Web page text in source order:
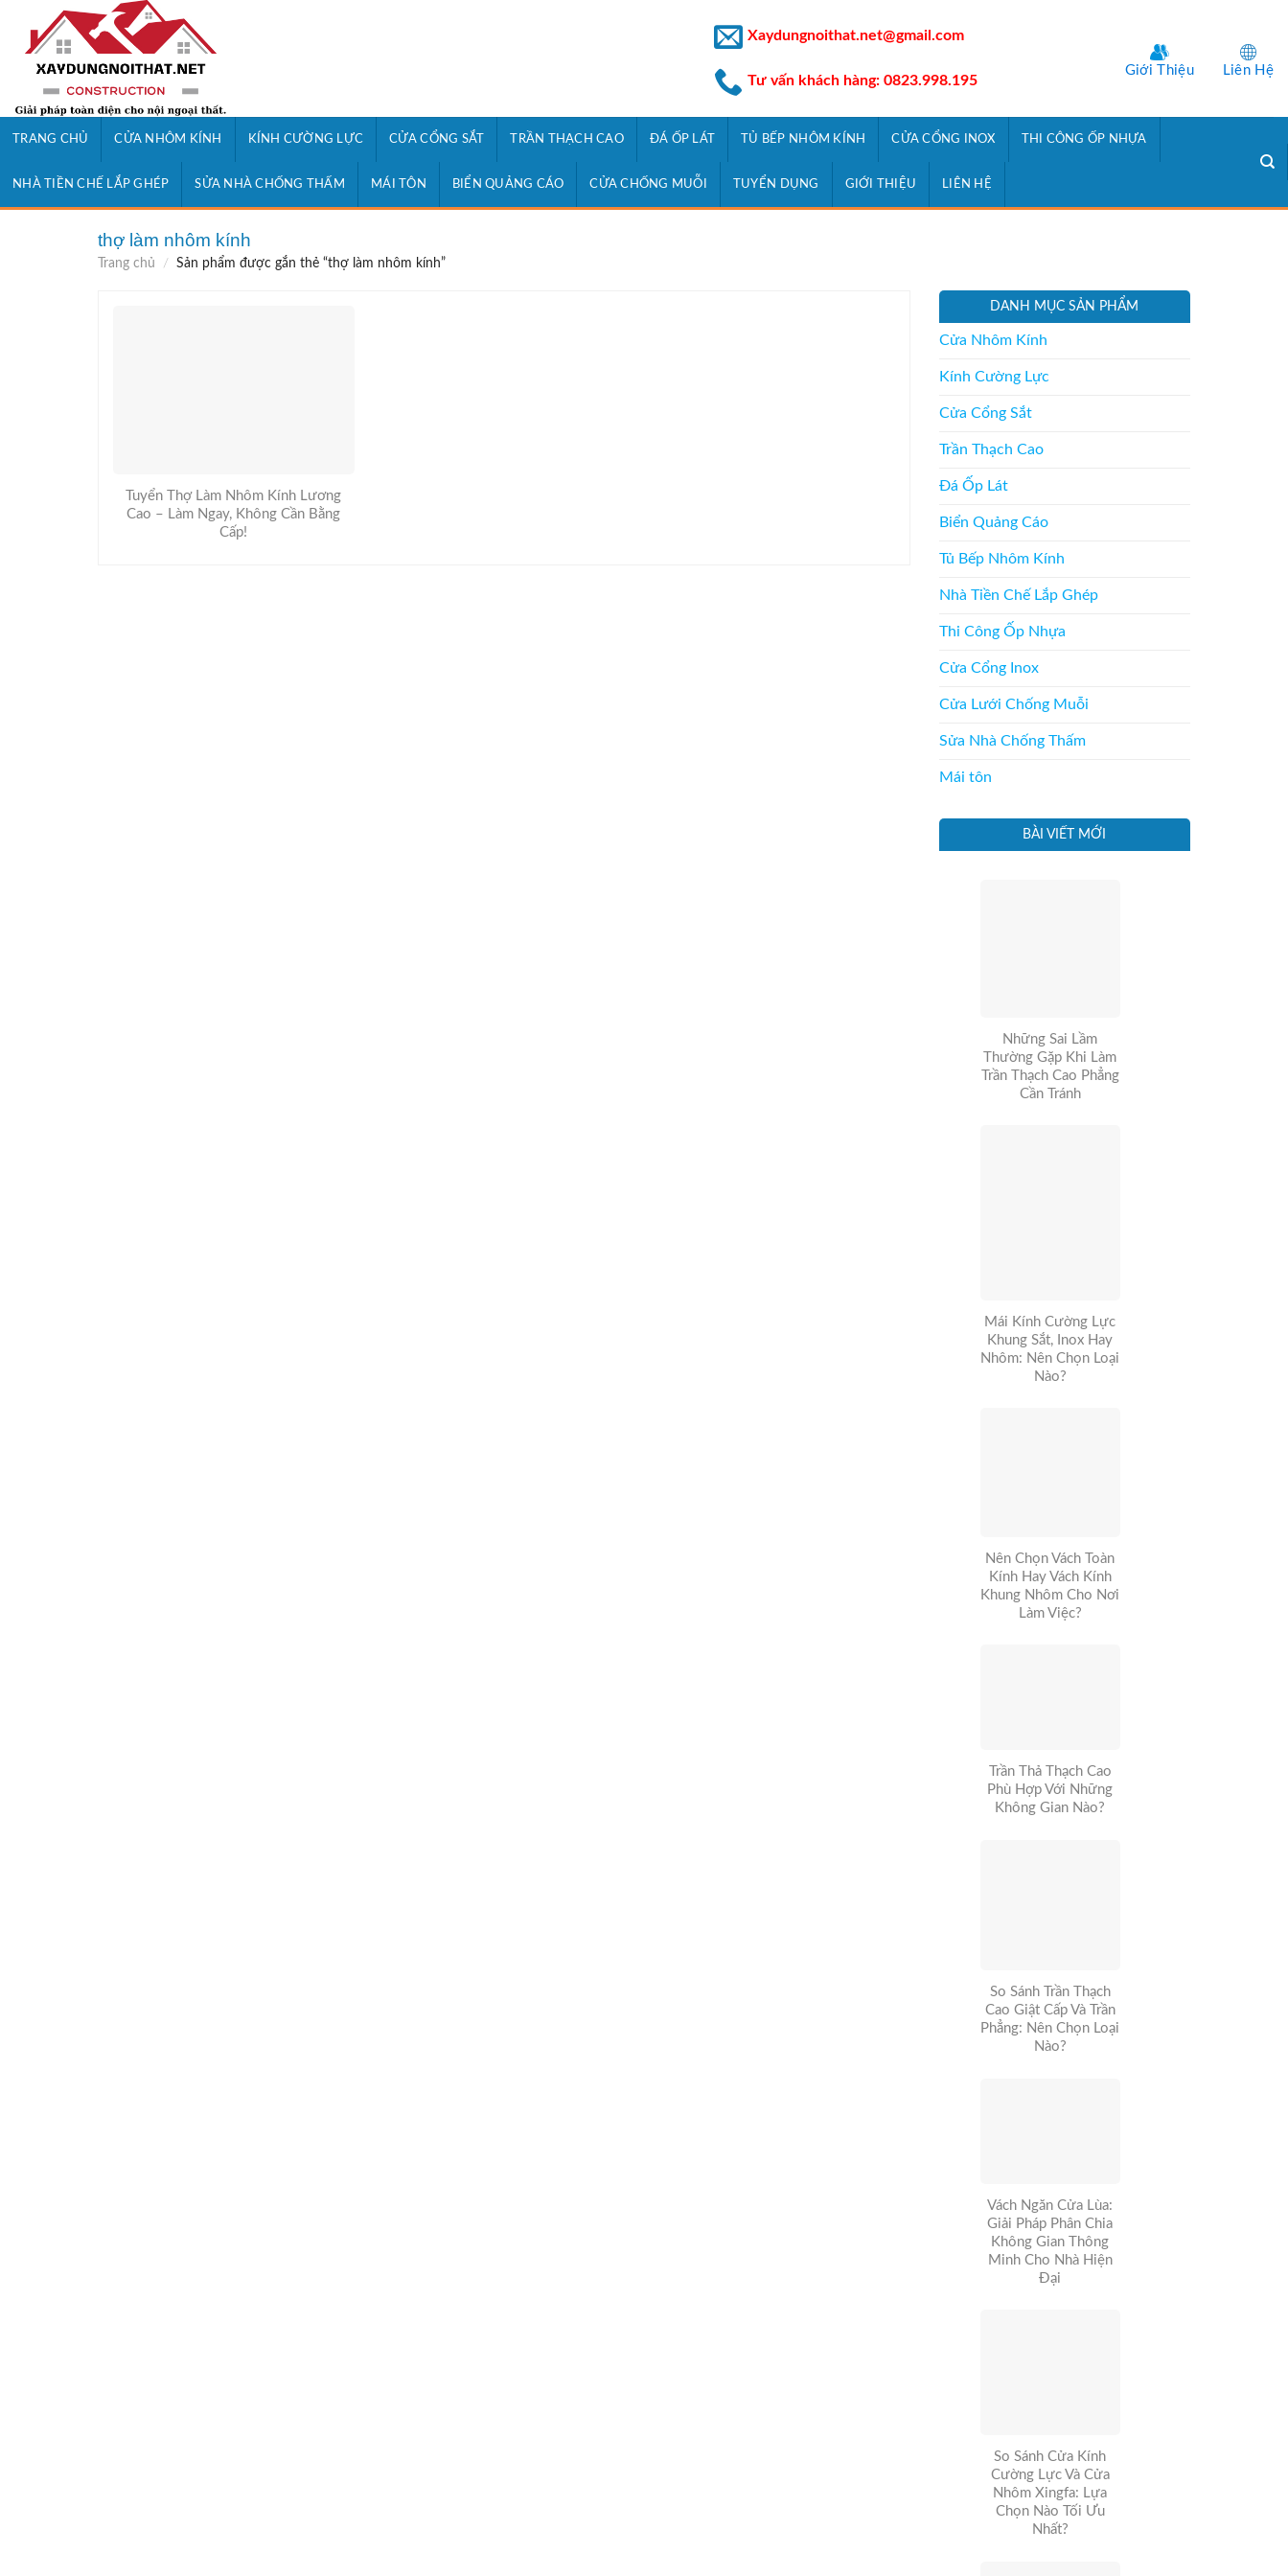
content
Xaydungnoithat.net@gmail.com
Tư vấn khách hàng: 0823.998.195
Giới Thiệu Liên Hệ
TRANG CHỦ CỬA NHÔM KÍNH KÍNH CƯỜNG LỰC CỬA CỔNG SẮT TRẦN THẠCH CAO ĐÁ ỐP LÁT TỦ BẾP NHÔM KÍNH CỬA CỔNG INOX THI CÔNG ỐP NHỰA
NHÀ TIỀN CHẾ LẮP GHÉP SỬA NHÀ CHỐNG THẤM MÁI TÔN BIỂN QUẢNG CÁO CỬA CHỐNG MUỖI TUYỂN DỤNG GIỚI THIỆU LIÊN HỆ
thợ làm nhôm kính
Trang chủ / Sản phẩm được gắn thẻ “thợ làm nhôm kính”
Tuyển Thợ Làm Nhôm Kính Lương
Cao – Làm Ngay, Không Cần Bằng
Cấp!
DANH MỤC SẢN PHẨM
Cửa Nhôm Kính
Kính Cường Lực
Cửa Cổng Sắt
Trần Thạch Cao
Đá Ốp Lát
Biển Quảng Cáo
Tủ Bếp Nhôm Kính
Nhà Tiền Chế Lắp Ghép
Thi Công Ốp Nhựa
Cửa Cổng Inox
Cửa Lưới Chống Muỗi
Sửa Nhà Chống Thấm
Mái tôn
BÀI VIẾT MỚI
Những Sai Lầm
Thường Gặp Khi Làm
Trần Thạch Cao Phẳng
Cần Tránh
Mái Kính Cường Lực
Khung Sắt, Inox Hay
Nhôm: Nên Chọn Loại
Nào?
Nên Chọn Vách Toàn
Kính Hay Vách Kính
Khung Nhôm Cho Nơi
Làm Việc?
Trần Thả Thạch Cao
Phù Hợp Với Những
Không Gian Nào?
So Sánh Trần Thạch
Cao Giật Cấp Và Trần
Phẳng: Nên Chọn Loại
Nào?
Vách Ngăn Cửa Lùa:
Giải Pháp Phân Chia
Không Gian Thông
Minh Cho Nhà Hiện
Đại
So Sánh Cửa Kính
Cường Lực Và Cửa
Nhôm Xingfa: Lựa
Chọn Nào Tối Ưu
Nhất?